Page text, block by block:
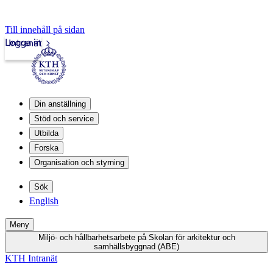
Till innehåll på sidan
Intranät
Logga in
Din anställning
Stöd och service
Utbilda
Forska
Organisation och styrning
Sök
English
Meny
Miljö- och hållbarhetsarbete på Skolan för arkitektur och
samhällsbyggnad (ABE)
KTH Intranät